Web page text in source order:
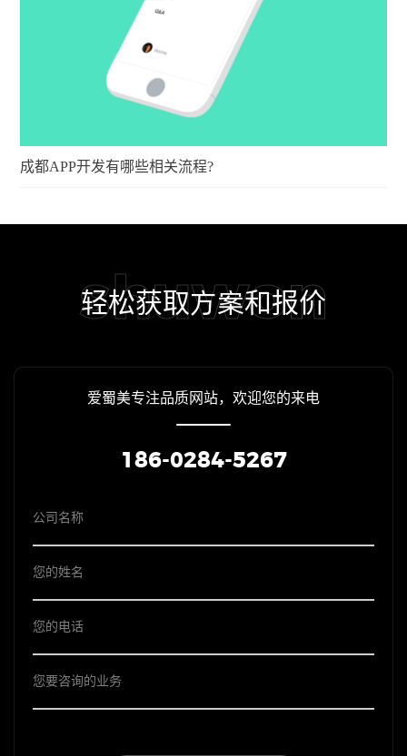
成都APP开发有哪些相关流程?
shuwon
轻松获取方案和报价
爱蜀美专注品质网站，欢迎您的来电
186-0284-5267